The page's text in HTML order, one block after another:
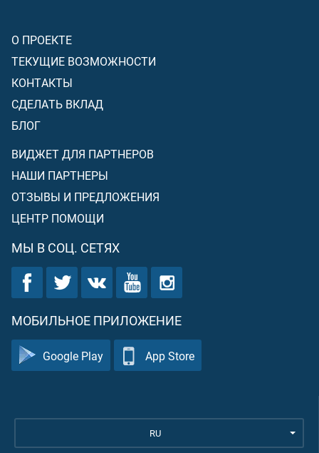
О ПРОЕКТЕ
ТЕКУЩИЕ ВОЗМОЖНОСТИ
КОНТАКТЫ
СДЕЛАТЬ ВКЛАД
БЛОГ
ВИДЖЕТ ДЛЯ ПАРТНЕРОВ
НАШИ ПАРТНЕРЫ
ОТЗЫВЫ И ПРЕДЛОЖЕНИЯ
ЦЕНТР ПОМОЩИ
МЫ В СОЦ. СЕТЯХ
МОБИЛЬНОЕ ПРИЛОЖЕНИЕ
Google Play App Store
RU